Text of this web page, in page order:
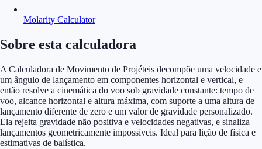
Molarity Calculator
Sobre esta calculadora
A Calculadora de Movimento de Projéteis decompõe uma velocidade e
um ângulo de lançamento em componentes horizontal e vertical, e
então resolve a cinemática do voo sob gravidade constante: tempo de
voo, alcance horizontal e altura máxima, com suporte a uma altura de
lançamento diferente de zero e um valor de gravidade personalizado.
Ela rejeita gravidade não positiva e velocidades negativas, e sinaliza
lançamentos geometricamente impossíveis. Ideal para lição de física e
estimativas de balística.